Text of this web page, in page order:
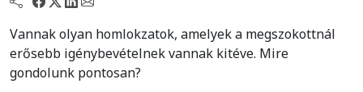
Vannak olyan homlokzatok, amelyek a megszokottnál
erősebb igénybevételnek vannak kitéve. Mire
gondolunk pontosan?